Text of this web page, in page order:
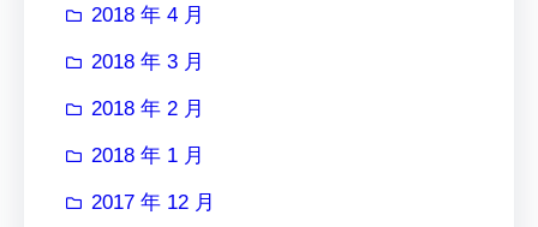
2018 年 4 月
2018 年 3 月
2018 年 2 月
2018 年 1 月
2017 年 12 月